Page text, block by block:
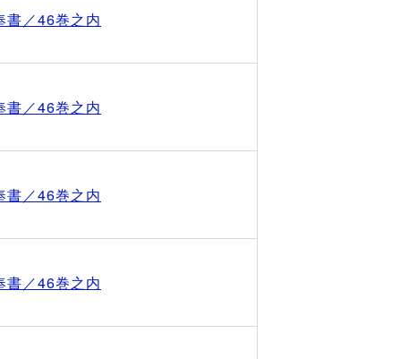
書／46巻之内
書／46巻之内
書／46巻之内
書／46巻之内